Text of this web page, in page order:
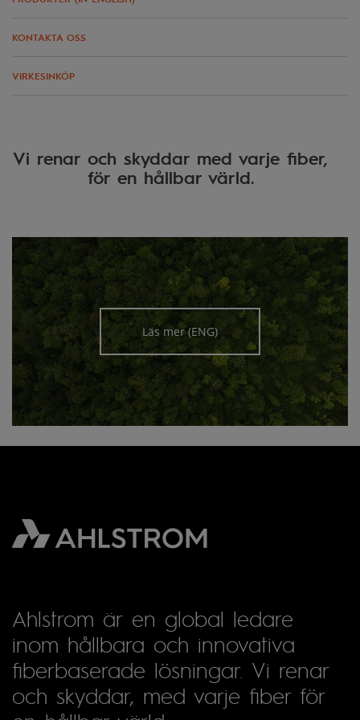
KONTAKTA OSS
VIRKESINKÖP
Vi renar och skyddar med varje fiber,
för en hållbar värld.
Läs mer (ENG)
Ahlstrom är en global ledare
inom hållbara och innovativa
fiberbaserade lösningar. Vi renar
och skyddar, med varje fiber för